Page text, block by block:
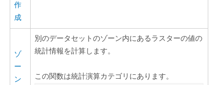
作
成
ゾ
ー
ン
別のデータセットのゾーン内にあるラスターの値の
統計情報を計算します。
この関数は統計演算カテゴリにあります。